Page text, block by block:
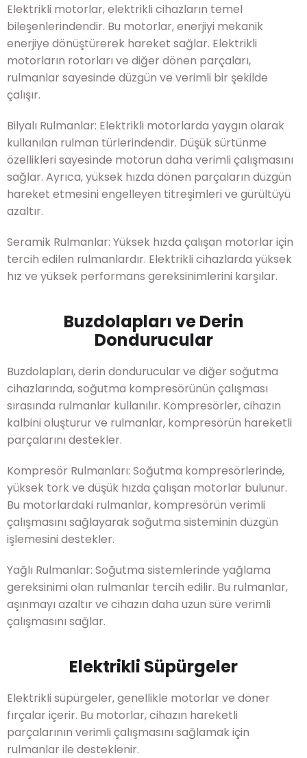
Elektrikli motorlar, elektrikli cihazların temel
bileşenlerindendir. Bu motorlar, enerjiyi mekanik
enerjiye dönüştürerek hareket sağlar. Elektrikli
motorların rotorları ve diğer dönen parçaları,
rulmanlar sayesinde düzgün ve verimli bir şekilde
çalışır.
Bilyalı Rulmanlar: Elektrikli motorlarda yaygın olarak
kullanılan rulman türlerindendir. Düşük sürtünme
özellikleri sayesinde motorun daha verimli çalışmasını
sağlar. Ayrıca, yüksek hızda dönen parçaların düzgün
hareket etmesini engelleyen titreşimleri ve gürültüyü
azaltır.
Seramik Rulmanlar: Yüksek hızda çalışan motorlar için
tercih edilen rulmanlardır. Elektrikli cihazlarda yüksek
hız ve yüksek performans gereksinimlerini karşılar.
Buzdolapları ve Derin
Dondurucular
Buzdolapları, derin dondurucular ve diğer soğutma
cihazlarında, soğutma kompresörünün çalışması
sırasında rulmanlar kullanılır. Kompresörler, cihazın
kalbini oluşturur ve rulmanlar, kompresörün hareketli
parçalarını destekler.
Kompresör Rulmanları: Soğutma kompresörlerinde,
yüksek tork ve düşük hızda çalışan motorlar bulunur.
Bu motorlardaki rulmanlar, kompresörün verimli
çalışmasını sağlayarak soğutma sisteminin düzgün
işlemesini destekler.
Yağlı Rulmanlar: Soğutma sistemlerinde yağlama
gereksinimi olan rulmanlar tercih edilir. Bu rulmanlar,
aşınmayı azaltır ve cihazın daha uzun süre verimli
çalışmasını sağlar.
Elektrikli Süpürgeler
Elektrikli süpürgeler, genellikle motorlar ve döner
fırçalar içerir. Bu motorlar, cihazın hareketli
parçalarının verimli çalışmasını sağlamak için
rulmanlar ile desteklenir.